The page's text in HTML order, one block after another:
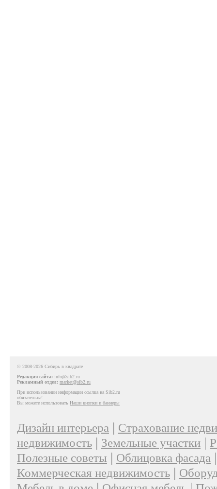
© 2008-2026 Сибирь в квадрате
Редакция сайта: info@sib2.ru
Рекламный отдел: market@sib2.ru
При использовании информации ссылка на Sib2.ru
обязательна!
Вы можете использовать Наши кнопки и баннеры
Дизайн интерьера | Страхование
недвижимость | Земельные участки |
Полезные советы | Облицовка фасада
Коммерческая недвижимость |